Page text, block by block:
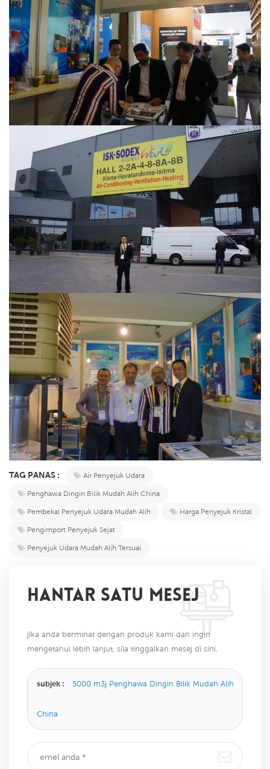
TAG PANAS :
Air Penyejuk Udara
Penghawa Dingin Bilik Mudah Alih China
Pembekal Penyejuk Udara Mudah Alih
Harga Penyejuk Kristal
Pengimport Penyejuk Sejat
Penyejuk Udara Mudah Alih Tersuai
HANTAR SATU MESEJ
jika anda berminat dengan produk kami dan ingin
mengetahui lebih lanjut, sila tinggalkan mesej di sini,
subjek : 5000 m3j Penghawa Dingin Bilik Mudah Alih
China